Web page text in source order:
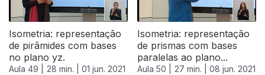
Isometria: representação
de pirâmides com bases
no plano yz.
Aula 49 | 28 min. | 01 jun. 2021
Isometria: representação
de prismas com bases
paralelas ao plano...
Aula 50 | 27 min. | 08 jun. 2021